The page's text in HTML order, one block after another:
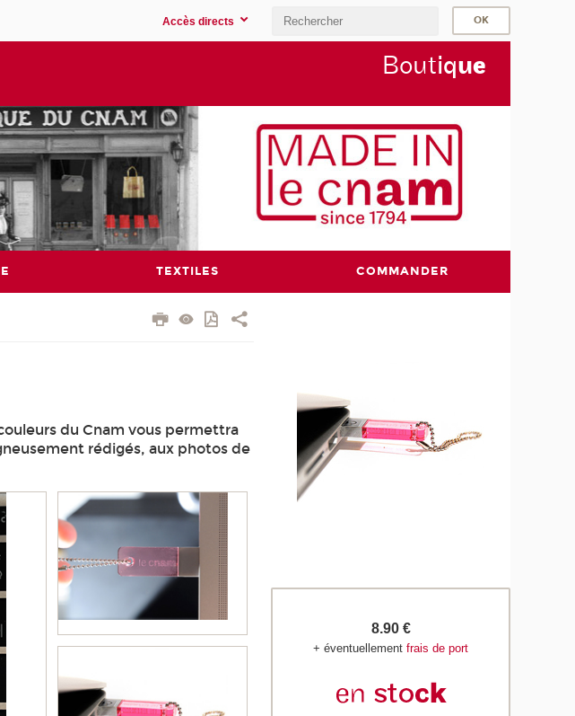
Accès directs
Boutique
TEXTILES COMMANDER
du Cnam vous permettra
rédigés, aux photos de
8.90 €
+ éventuellementfrais de port